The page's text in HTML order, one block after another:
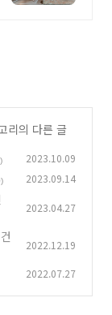
리의 다른 글
2023.10.09
2023.09.14
2023.04.27
2022.12.19
2022.07.27